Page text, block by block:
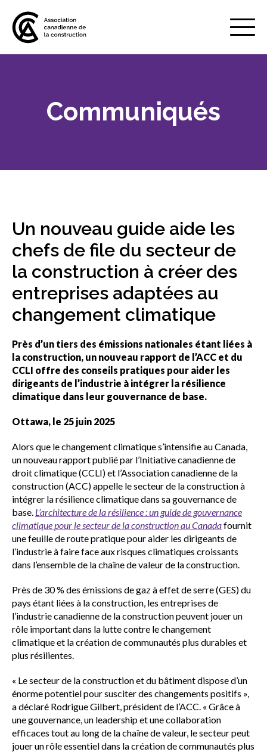
Mobile
Menu
À propos de nous
sub
menu
Services axés sur les pratiques
exemplaires
Show
sub
menu
Sceau d’or
Événements
Show
sub
Communiqués
Un nouveau guide aide les
chefs de file du secteur de
la construction à créer des
entreprises adaptées au
changement climatique
Près d’un tiers des émissions nationales étant liées à
la construction, un nouveau rapport de l’ACC et du
CCLI offre des conseils pratiques pour aider les
dirigeants de l’industrie à intégrer la résilience
climatique dans leur gouvernance de base.
Ottawa, le 25 juin 2025
Alors que le changement climatique s’intensifie au Canada,
un nouveau rapport publié par l’Initiative canadienne de
droit climatique (CCLI) et l’Association canadienne de la
construction (ACC) appelle le secteur de la construction à
intégrer la résilience climatique dans sa gouvernance de
base. L’architecture de la résilience : un guide de gouvernance
climatique pour le secteur de la construction au Canadafournit
une feuille de route pratique pour aider les dirigeants de
l’industrie à faire face aux risques climatiques croissants
dans l’ensemble de la chaîne de valeur de la construction.
Près de 30 % des émissions de gaz à effet de serre (GES) du
pays étant liées à la construction, les entreprises de
l’industrie canadienne de la construction peuvent jouer un
rôle important dans la lutte contre le changement
climatique et la création de communautés plus durables et
plus résilientes.
« Le secteur de la construction et du bâtiment dispose d’un
énorme potentiel pour susciter des changements positifs »,
a déclaré Rodrigue Gilbert, président de l’ACC. « Grâce à
une gouvernance, un leadership et une collaboration
efficaces tout au long de la chaîne de valeur, le secteur peut
jouer un rôle essentiel dans la création de communautés plus